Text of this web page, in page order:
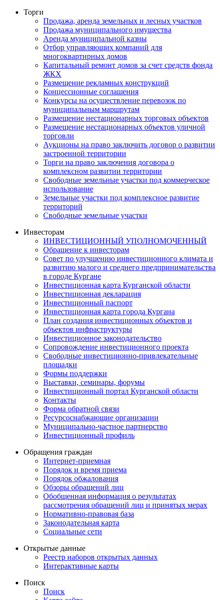
Торги
Продажа, аренда земельных и лесных участков
Продажа муниципального имущества
Аренда муниципальной казны
Отбор управляющих компаний для
многоквартирных домов
Капитальный ремонт домов за счет средств фонда
ЖКХ
Размещение рекламных конструкций
Концессионные соглашения
Конкурсы на осуществление перевозок по
муниципальным маршрутам
Размещение нестационарных торговых объектов
Размещение нестационарных объектов уличной
торговли
Аукционы на право заключить договор о развитии
застроенной территории
Торги на право заключения договора о
комплексном развитии территории
Свободные земельные участки под коммерческое
использование
Земельные участки под комплексное развитие
территорий
Свободные земельные участки
Инвесторам
ИНВЕСТИЦИОННЫЙ УПОЛНОМОЧЕННЫЙ
Обращение к инвесторам
Совет по улучшению инвестиционного климата и
развитию малого и среднего предпринимательства
в городе Кургане
Инвестиционная карта Курганской области
Инвестиционная декларация
Инвестиционный паспорт
Инвестиционная карта города Кургана
План создания инвестиционных объектов и
объектов инфраструктуры
Инвестиционное законодательство
Сопровождение инвестиционного проекта
Свободные инвестиционно-привлекательные
площадки
Формы поддержки
Выставки, семинары, форумы
Инвестиционный портал Курганской области
Контакты
Форма обратной связи
Ресурсоснабжающие организации
Муниципально-частное партнерство
Инвестиционный профиль
Обращения граждан
Интернет-приемная
Порядок и время приема
Порядок обжалования
Обзоры обращений лиц
Обобщенная информация о результатах
рассмотрения обращений лиц и принятых мерах
Нормативно-правовая база
Законодательная карта
Социальные сети
Открытые данные
Реестр наборов открытых данных
Интерактивные карты
Поиск
Поиск